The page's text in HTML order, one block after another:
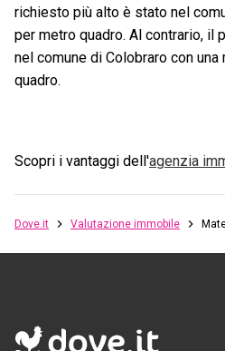
richiesto più alto è stato nel
per metro quadro. Al contrario, il
nel comune di Colobraro con
quadro.
Scopri i vantaggi dell'agenzia
Dove.it Valutazione immobile